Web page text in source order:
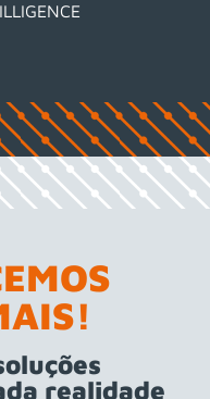
realidade